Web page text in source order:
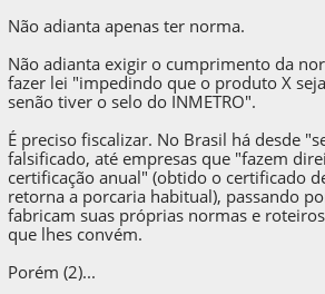
Não adianta apenas ter norma.
Não adianta exigir o cumprimento da
fazer lei "impedindo que o produto X
senão tiver o selo do INMETRO".
É preciso fiscalizar. No Brasil há desde
falsificado, até empresas que "fazem
certificação anual" (obtido o certificado
retorna a porcaria habitual), passando
fabricam suas próprias normas e
que lhes convém.
Porém (2)...